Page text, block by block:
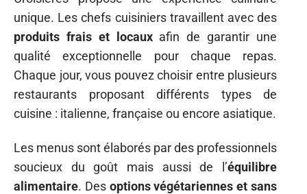
unique. Les chefs cuisiniers travaillent avec des
produits frais et locauxafin de garantir une
qualité exceptionnelle pour chaque repas.
Chaque jour, vous pouvez choisir entre plusieurs
restaurants proposant différents types de
cuisine : italienne, française ou encore asiatique.
Les menus sont élaborés par des professionnels
soucieux du goût mais aussi de l’équilibre
alimentaire. Des options végétariennes et sans